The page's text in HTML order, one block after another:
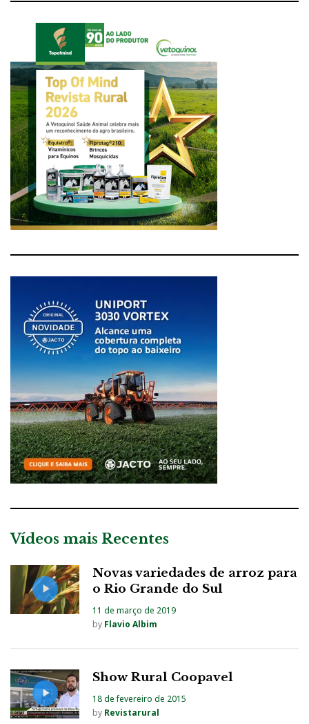
Vídeos mais Recentes
Novas variedades de arroz para
o Rio Grande do Sul
11 de março de 2019
by Flavio Albim
Show Rural Coopavel
18 de fevereiro de 2015
by Revistarural